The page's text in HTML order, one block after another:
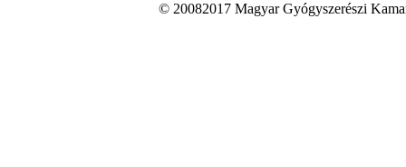
© 20082017 Magyar Gyógyszerészi